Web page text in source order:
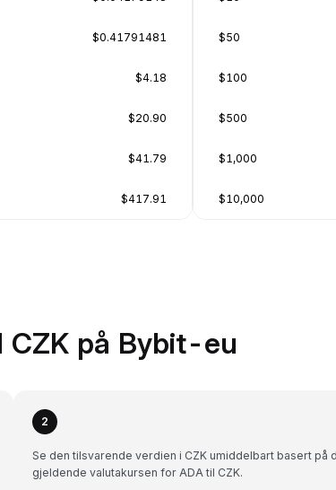
$0.41791481
$4.18
$20.90
$41.79
$417.91
$50
$100
$500
$1,000
$10,000
CZK på Bybit-eu
2
Se den tilsvarende verdien i CZK umiddelbart basert på
gjeldende valutakursen for ADA til CZK.